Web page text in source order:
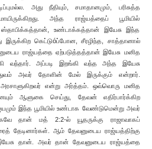
அது நீதியும், சமாதானமும், பரிசுத்த
அந்த ராஜ்யத்தைப் பூமியில்
ஸ்தாபிக்கத்தான், உண்டாக்கத்தான் இயேசு இந்த
இருக்கிற கெட்டுóப்போன, சீரழிந்த, சாத்தானால்
ராஜ்யத்தை ஏற்படுத்தத்தான் இயேசு மனித
வந்தார். அப்படி இறங்கி வந்த அந்த இயேசு
அவர் தோளின் மேல் இருக்கும் என்றார்.
என்று அர்த்தம். ஒவ்வொரு மனித
ஆளுகை செய்து, தேவன் எதிர்பார்க்கிற
இந்த பூமியில் உண்டாக வேண்டுமென்று அவர்
தான் மத் 2:2-ல் யூதருக்கு ராஜாவாகப்
தேடினார்கள். ஆம் தேவனுடைய ராஜ்யத்திற்கு
தான். அவர் தான் தேவனுடைய ராஜ்யத்தை